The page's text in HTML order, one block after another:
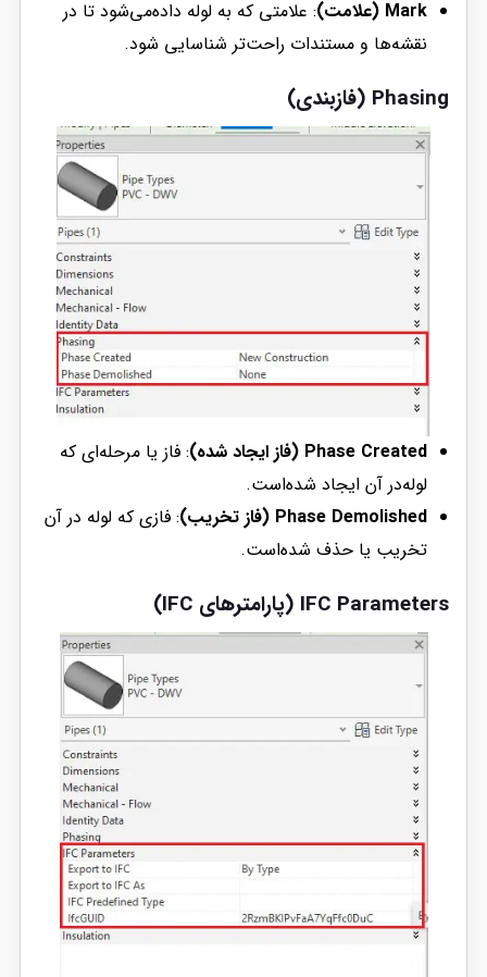
Mark (علامت)
: علامتی که به لوله داده‌می‌شود تا در
نقشه‌ها و مستندات راحت‌تر شناسایی شود.
Phasing (فازبندی)
Phase Created (فاز ایجاد شده)
: فاز یا مرحله‌ای که
لوله‌در آن ایجاد شده‌است.
Phase Demolished (فاز تخریب)
: فازی که لوله در آن
تخریب یا حذف شده‌است.
IFC Parameters (پارامترهای IFC)